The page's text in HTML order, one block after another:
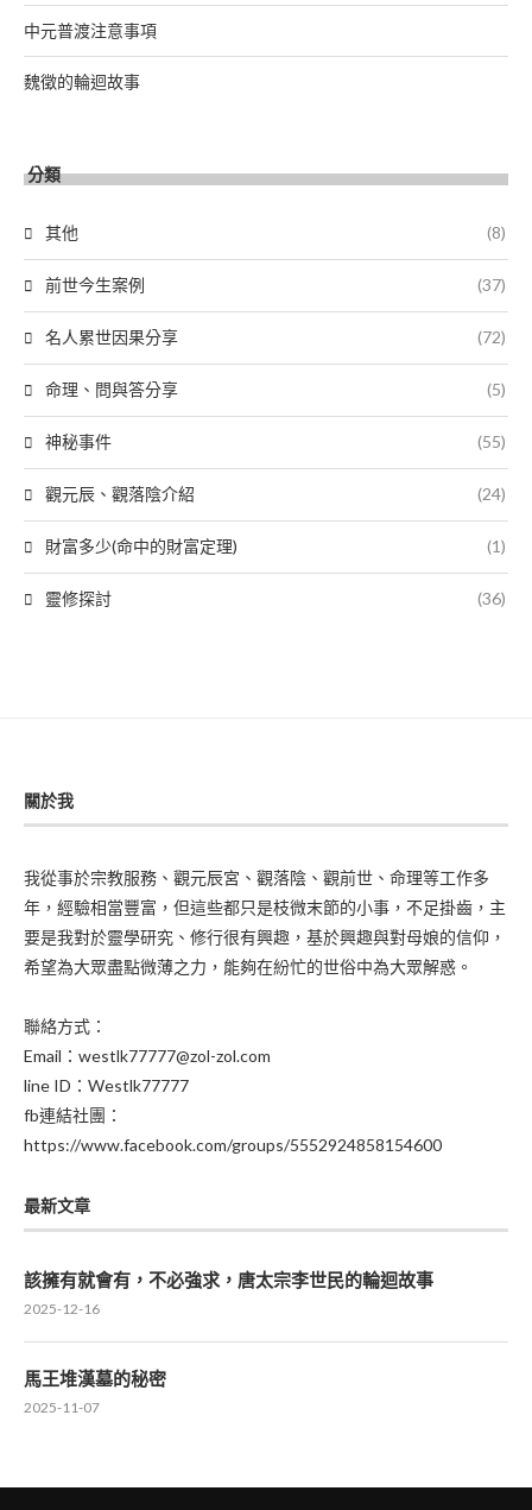
中元普渡注意事項
魏徵的輪迴故事
分類
其他 (8)
前世今生案例 (37)
名人累世因果分享 (72)
命理、問與答分享 (5)
神秘事件 (55)
觀元辰、觀落陰介紹 (24)
財富多少(命中的財富定理) (1)
靈修探討 (36)
關於我
我從事於宗教服務、觀元辰宮、觀落陰、觀前世、命理等工作多
年，經驗相當豐富，但這些都只是枝微末節的小事，不足掛齒，主
要是我對於靈學研究、修行很有興趣，基於興趣與對母娘的信仰，
希望為大眾盡點微薄之力，能夠在紛忙的世俗中為大眾解惑。
聯絡方式：
Email：westlk77777@zol-zol.com
line ID：Westlk77777
fb連結社團：
https://www.facebook.com/groups/5552924858154600
最新文章
該擁有就會有，不必強求，唐太宗李世民的輪迴故事
2025-12-16
馬王堆漢墓的秘密
2025-11-07